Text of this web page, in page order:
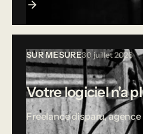
SUR MESURE30 juillet 2026
Votre logiciel n'a
Freelance disparu,